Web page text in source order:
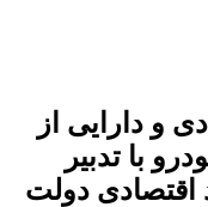
و دارایی از
با تدبیر
دولت